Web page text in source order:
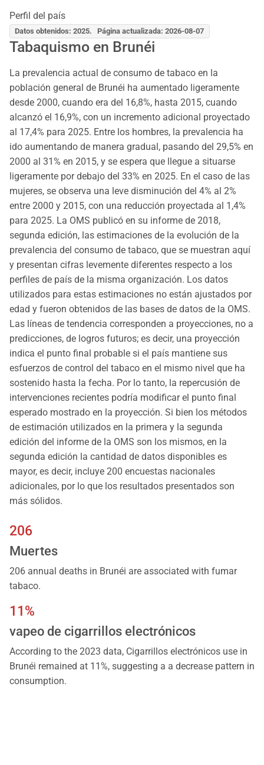
Perfil del país
Datos obtenidos: 2025. Página actualizada: 2026-08-07
Tabaquismo en Brunéi
La prevalencia actual de consumo de tabaco en la
población general de Brunéi ha aumentado ligeramente
desde 2000, cuando era del 16,8%, hasta 2015, cuando
alcanzó el 16,9%, con un incremento adicional proyectado
al 17,4% para 2025. Entre los hombres, la prevalencia ha
ido aumentando de manera gradual, pasando del 29,5% en
2000 al 31% en 2015, y se espera que llegue a situarse
ligeramente por debajo del 33% en 2025. En el caso de las
mujeres, se observa una leve disminución del 4% al 2%
entre 2000 y 2015, con una reducción proyectada al 1,4%
para 2025. La OMS publicó en su informe de 2018,
segunda edición, las estimaciones de la evolución de la
prevalencia del consumo de tabaco, que se muestran aquí
y presentan cifras levemente diferentes respecto a los
perfiles de país de la misma organización. Los datos
utilizados para estas estimaciones no están ajustados por
edad y fueron obtenidos de las bases de datos de la OMS.
Las líneas de tendencia corresponden a proyecciones, no a
predicciones, de logros futuros; es decir, una proyección
indica el punto final probable si el país mantiene sus
esfuerzos de control del tabaco en el mismo nivel que ha
sostenido hasta la fecha. Por lo tanto, la repercusión de
intervenciones recientes podría modificar el punto final
esperado mostrado en la proyección. Si bien los métodos
de estimación utilizados en la primera y la segunda
edición del informe de la OMS son los mismos, en la
segunda edición la cantidad de datos disponibles es
mayor, es decir, incluye 200 encuestas nacionales
adicionales, por lo que los resultados presentados son
más sólidos.
206
Muertes
206 annual deaths in Brunéi are associated with fumar
tabaco.
11%
vapeo de cigarrillos electrónicos
According to the 2023 data, Cigarrillos electrónicos use in
Brunéi remained at 11%, suggesting a a decrease pattern in
consumption.